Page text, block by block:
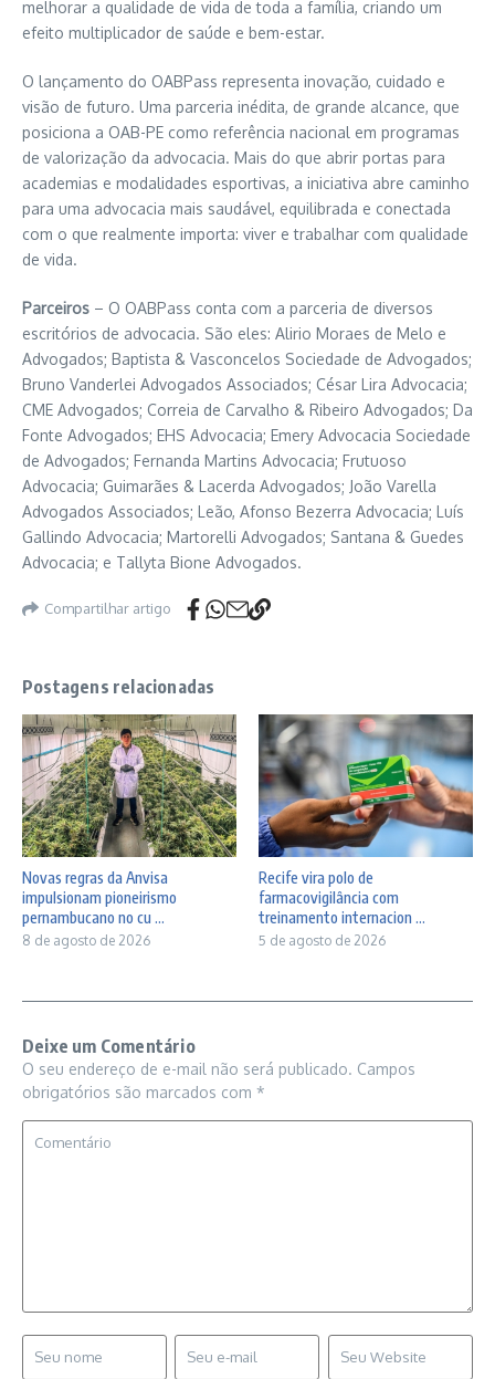
melhorar a qualidade de vida de toda a família, criando um
efeito multiplicador de saúde e bem-estar.
O lançamento do OABPass representa inovação, cuidado e
visão de futuro. Uma parceria inédita, de grande alcance, que
posiciona a OAB-PE como referência nacional em programas
de valorização da advocacia. Mais do que abrir portas para
academias e modalidades esportivas, a iniciativa abre caminho
para uma advocacia mais saudável, equilibrada e conectada
com o que realmente importa: viver e trabalhar com qualidade
de vida.
Parceiros – O OABPass conta com a parceria de diversos
escritórios de advocacia. São eles: Alirio Moraes de Melo e
Advogados; Baptista & Vasconcelos Sociedade de Advogados;
Bruno Vanderlei Advogados Associados; César Lira Advocacia;
CME Advogados; Correia de Carvalho & Ribeiro Advogados; Da
Fonte Advogados; EHS Advocacia; Emery Advocacia Sociedade
de Advogados; Fernanda Martins Advocacia; Frutuoso
Advocacia; Guimarães & Lacerda Advogados; João Varella
Advogados Associados; Leão, Afonso Bezerra Advocacia; Luís
Gallindo Advocacia; Martorelli Advogados; Santana & Guedes
Advocacia; e Tallyta Bione Advogados.
Compartilhar artigo
Postagens relacionadas
Novas regras da Anvisa
impulsionam pioneirismo
pernambucano no cu ...
8 de agosto de 2026
Recife vira polo de
farmacovigilância com
treinamento internacion ...
5 de agosto de 2026
Deixe um Comentário
O seu endereço de e-mail não será publicado. Campos
obrigatórios são marcados com *